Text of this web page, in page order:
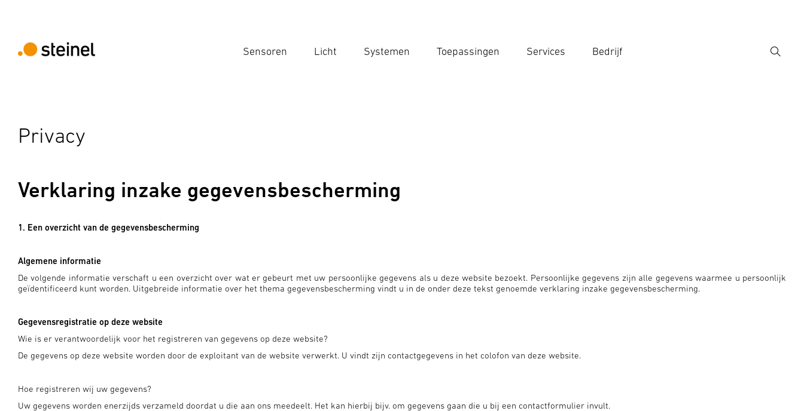
Sensoren Licht Systemen Toepassingen Services Bedrijf
Zoek
Privacy
Verklaring inzake gegevensbescherming
1. Een overzicht van de gegevensbescherming
Algemene informatie
De volgende informatie verschaft u een overzicht over wat er gebeurt met uw persoonlijke gegevens als u deze website bezoekt. Persoonlijke gegevens zijn alle gegevens waarmee u persoonlijk
geïdentificeerd kunt worden. Uitgebreide informatie over het thema gegevensbescherming vindt u in de onder deze tekst genoemde verklaring inzake gegevensbescherming.
Gegevensregistratie op deze website
Wie is er verantwoordelijk voor het registreren van gegevens op deze website?
De gegevens op deze website worden door de exploitant van de website verwerkt. U vindt zijn contactgegevens in het colofon van deze website.
Hoe registreren wij uw gegevens?
Uw gegevens worden enerzijds verzameld doordat u die aan ons meedeelt. Het kan hierbij bijv. om gegevens gaan die u bij een contactformulier invult.